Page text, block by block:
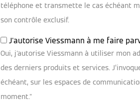
téléphone et transmette le cas échéant
son contrôle exclusif.
J'autorise Viessmann à me faire
Oui, j'autorise Viessmann à utiliser mon
des derniers produits et services.
échéant, sur les espaces de
moment."